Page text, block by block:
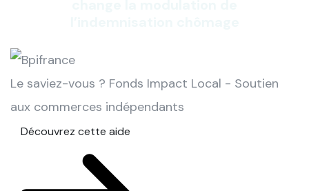
Le saviez-vous ? Fonds Impact Local - Soutien
aux commerces indépendants
Découvrez cette aide